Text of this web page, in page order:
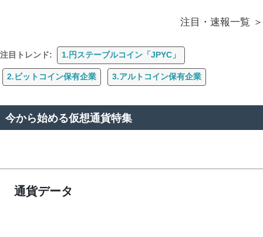
注目・速報一覧
注目トレンド: 1.円ステーブルコイン「JPYC」
2.ビットコイン保有企業 3.アルトコイン保有企業
今から始める仮想通貨特集
通貨データ